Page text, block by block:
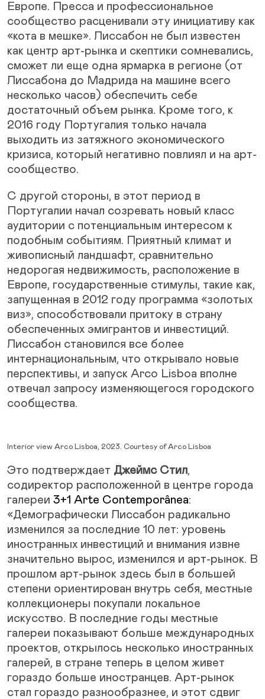
Европе. Пресса и профессиональное
сообщество расценивали эту инициативу как
«кота в мешке». Лиссабон не был известен
как центр арт-рынка и скептики сомневались,
сможет ли еще одна ярмарка в регионе (от
Лиссабона до Мадрида на машине всего
несколько часов) обеспечить себе
достаточный объем рынка. Кроме того, к
2016 году Португалия только начала
выходить из затяжного экономического
кризиса, который негативно повлиял и на арт-
сообщество.
С другой стороны, в этот период в
Португалии начал созревать новый класс
аудитории с потенциальным интересом к
подобным событиям. Приятный климат и
живописный ландшафт, сравнительно
недорогая недвижимость, расположение в
Европе, государственные стимулы, такие как,
запущенная в 2012 году программа «золотых
виз», способствовали притоку в страну
обеспеченных эмигрантов и инвестиций.
Лиссабон становился все более
интернациональным, что открывало новые
перспективы, и запуск Arco Lisboa вполне
отвечал запросу изменяющегося городского
сообщества.
Interior view Arco Lisboa, 2023. Courtesy of Arco Lisboa
Это подтверждает Джеймс Стил,
содиректор расположенной в центре города
галереи 3+1 Arte Contemporânea:
«Демографически Лиссабон радикально
изменился за последние 10 лет: уровень
иностранных инвестиций и внимания извне
значительно вырос, изменился и арт-рынок. В
прошлом арт-рынок здесь был в большей
степени ориентирован внутрь себя, местные
коллекционеры покупали локальное
искусство. В последние годы местные
галереи показывают больше международных
проектов, открылось несколько иностранных
галерей, в стране теперь в целом живет
гораздо больше иностранцев. Арт-рынок
стал гораздо разнообразнее, и этот сдвиг